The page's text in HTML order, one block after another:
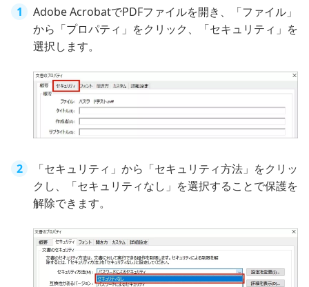
Adobe AcrobatでPDFファイルを開き、「ファイル」
から「プロパティ」をクリック、「セキュリティ」を
選択します。
「セキュリティ」から「セキュリティ方法」をクリッ
クし、「セキュリティなし」を選択することで保護を
解除できます。